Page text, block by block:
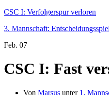
CSC I: Verfolgerspur verloren
3. Mannschaft:
Feb. 07
CSC I: Fast
Von Marsus unter 1.